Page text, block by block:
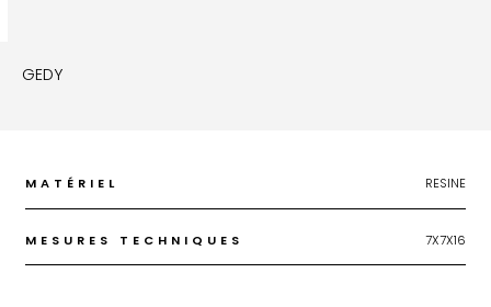
GEDY
MATÉRIEL RESINE
MESURES TECHNIQUES 7X7X16